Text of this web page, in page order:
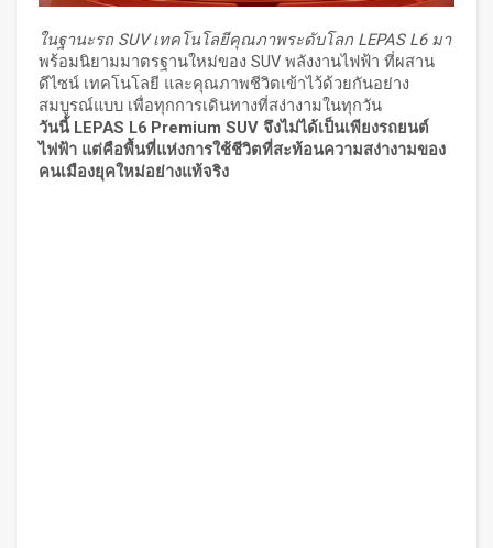
ในฐานะรถ SUVเทคโนโลยีคุณภาพระดับโลก LEPAS L6 มา
พร้อมนิยามมาตรฐานใหม่ของ SUV พลังงานไฟฟ้า ที่ผสาน
ดีไซน์ เทคโนโลยี และคุณภาพชีวิตเข้าไว้ด้วยกันอย่าง
สมบูรณ์แบบ เพื่อทุกการเดินทางที่สง่างามในทุกวัน
วันนี้ LEPAS L6 Premium SUV จึงไม่ได้เป็นเพียงรถยนต์
ไฟฟ้า แต่คือพื้นที่แห่งการใช้ชีวิตที่สะท้อนความสง่างามของ
คนเมืองยุคใหม่อย่างแท้จริง